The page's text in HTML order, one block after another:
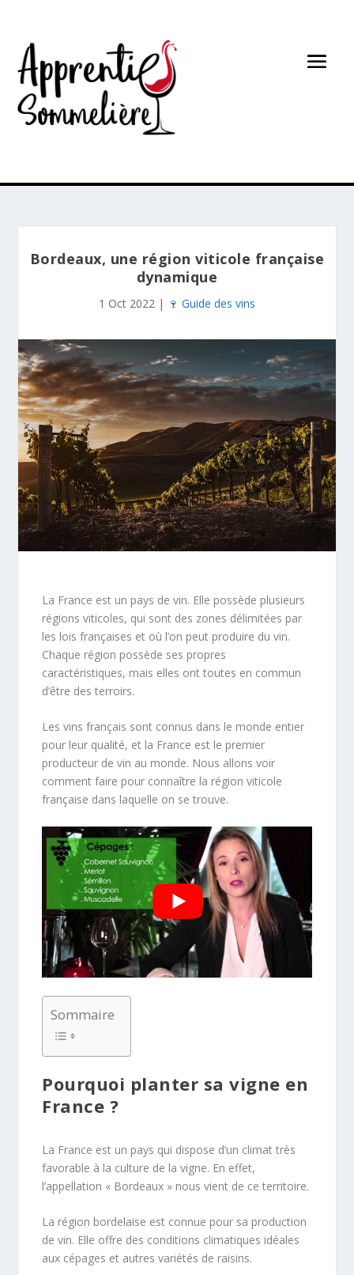
Bordeaux, une région viticole française
dynamique
1 Oct 2022 | 🍷 Guide des vins
La France est un pays de vin. Elle possède plusieurs
régions viticoles, qui sont des zones délimitées par
les lois françaises et où l’on peut produire du vin.
Chaque région possède ses propres
caractéristiques, mais elles ont toutes en commun
d’être des terroirs.
Les vins français sont connus dans le monde entier
pour leur qualité, et la France est le premier
producteur de vin au monde. Nous allons voir
comment faire pour connaître la région viticole
française dans laquelle on se trouve.
Sommaire
Pourquoi planter sa vigne en
France ?
La France est un pays qui dispose d’un climat très
favorable à la culture de la vigne. En effet,
l’appellation « Bordeaux » nous vient de ce territoire.
La région bordelaise est connue pour sa production
de vin. Elle offre des conditions climatiques idéales
aux cépages et autres variétés de raisins.